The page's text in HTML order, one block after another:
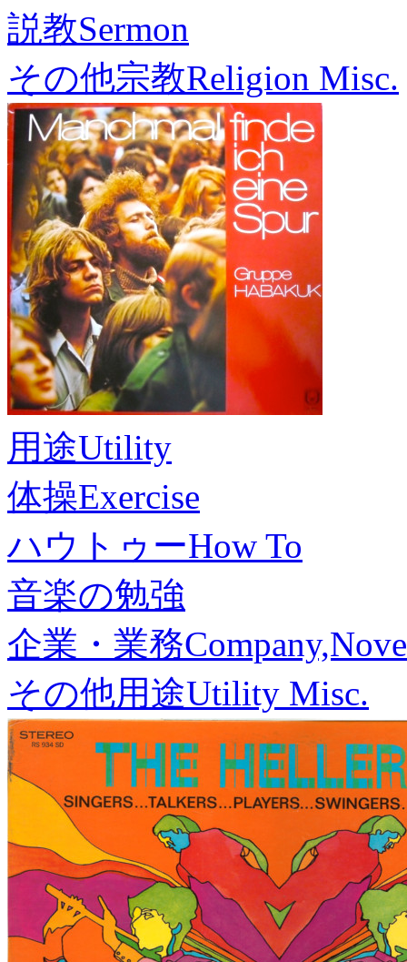
説教Sermon
その他宗教Religion Misc.
用途Utility
体操Exercise
ハウトゥーHow To
音楽の勉強
企業・業務
その他用途Utility Misc.